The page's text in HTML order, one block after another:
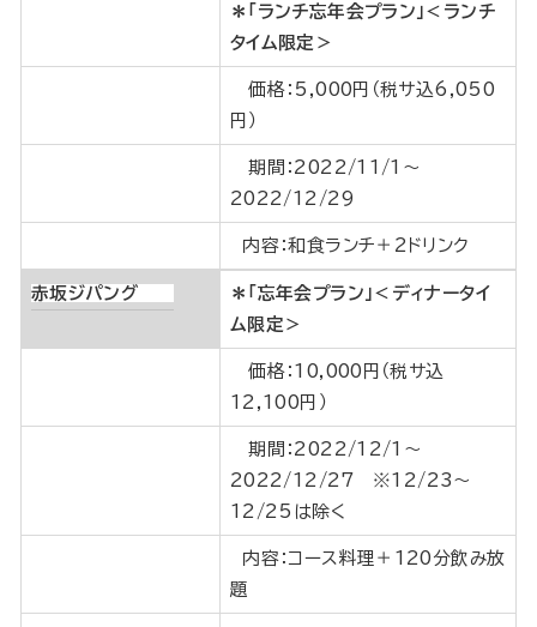
＊「ランチ忘年会プラン」＜ランチ
タイム限定＞
価格：5,000円（税サ込6,050
円）
期間：2022/11/1～
2022/12/29
内容：和食ランチ＋2ドリンク
赤坂ジパング
＊「忘年会プラン」＜ディナータイ
ム限定＞
価格：10,000円（税サ込
12,100円）
期間：2022/12/1～
2022/12/27 ※12/23～
12/25は除く
内容：コース料理＋120分飲み放
題